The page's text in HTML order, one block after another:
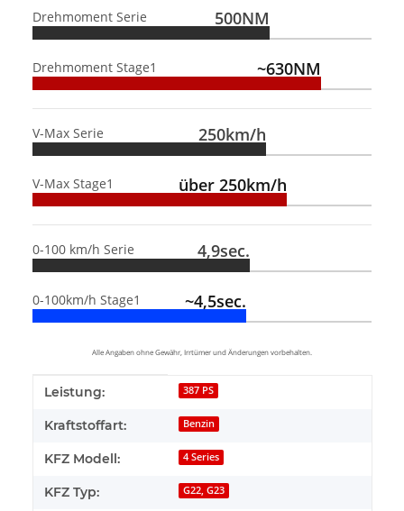
Drehmoment Serie 500NM
Drehmoment Stage1 ~630NM
V-Max Serie 250km/h
V-Max Stage1 über 250km/h
0-100 km/h Serie 4,9sec.
0-100km/h Stage1 ~4,5sec.
Alle Angaben ohne Gewähr, Irrtümer und Änderungen vorbehalten.
Produkteigenschaft
Wert
Leistung: 387 PS
Kraftstoffart: Benzin
KFZ Modell: 4 Series
KFZ Typ: G22, G23